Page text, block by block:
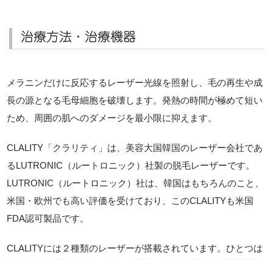
治療方法・治療機器
メラニンだけに反応するレーザー光線を照射し、毛の再生や成
長の源となる毛母細胞を破壊します。発熱の時間が極めて短い
ため、周囲の肌へのダメージを最小限に抑えます。
CLALITY「クラリティ」は、美容大国韓国のレーザー会社であ
るLUTRONIC（ルートロニック）社製の脱毛レーザーです。
LUTRONIC（ルートロニック）社は、韓国はもちろんのこと、
米国・欧州でも高い評価を受けており、このCLALITYも米国
FDA認可製品です。
CLALITYには２種類のレーザーが搭載されています。ひとつは